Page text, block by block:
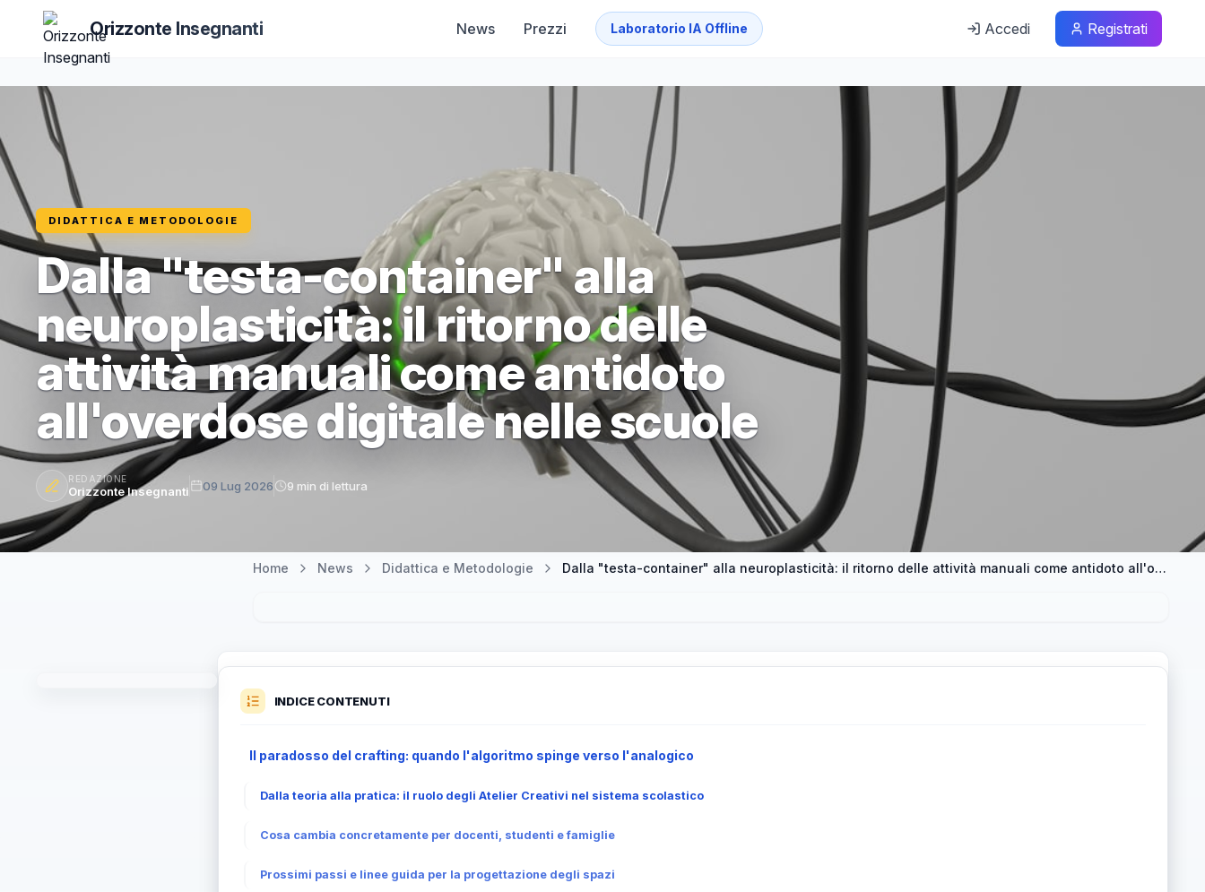
Orizzonte Insegnanti News Prezzi Laboratorio IA Offline Accedi Registrati
DIDATTICA E METODOLOGIE
Dalla "testa-container" alla
neuroplasticità: il ritorno delle
attività manuali come antidoto
all'overdose digitale nelle scuole
REDAZIONE
Orizzonte Insegnanti 09 Lug 2026 9 min di lettura
Home News Didattica e Metodologie Dalla "testa-container" alla neuroplasticità: il ritorno delle attività manuali come antidoto all'overdose digitale nelle scuole
INDICE CONTENUTI
Il paradosso del crafting: quando l'algoritmo spinge verso l'analogico
Dalla teoria alla pratica: il ruolo degli Atelier Creativi nel sistema scolastico
Cosa cambia concretamente per docenti, studenti e famiglie
Prossimi passi e linee guida per la progettazione degli spazi